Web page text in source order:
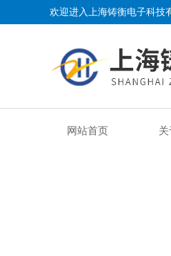
欢迎进入上海铸衡电子科技
网站首页